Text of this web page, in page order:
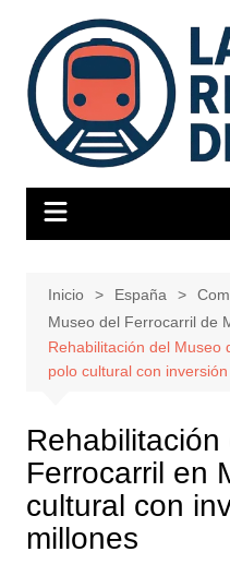
contenido
Inicio España
Museo del Ferrocarril de
Rehabilitación del Museo
polo cultural con
Ferrocarril en
cultural con
millones